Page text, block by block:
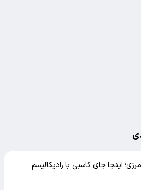
اینجا جای کاسبی با رادیکالیسم